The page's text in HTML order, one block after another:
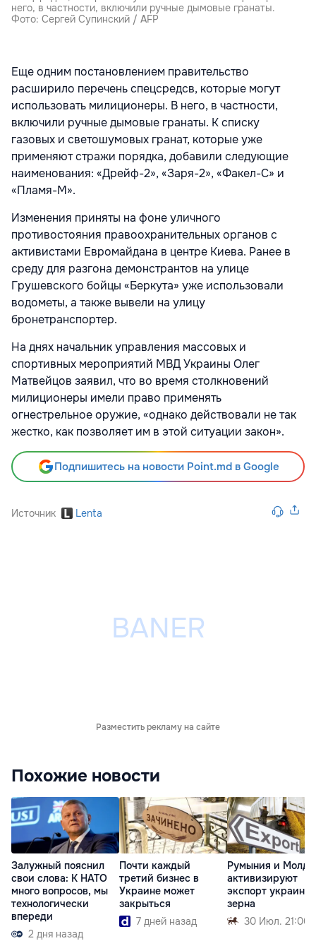
него, в частности, включили ручные дымовые гранаты.
Фото: Сергей Супинский / AFP
Еще одним постановлением правительство
расширило перечень спецсредсв, которые могут
использовать милиционеры. В него, в частности,
включили ручные дымовые гранаты. К списку
газовых и светошумовых гранат, которые уже
применяют стражи порядка, добавили следующие
наименования: «Дрейф-2», «Заря-2», «Факел-С» и
«Пламя-М».
Изменения приняты на фоне уличного
противостояния правоохранительных органов с
активистами Евромайдана в центре Киева. Ранее в
среду для разгона демонстрантов на улице
Грушевского бойцы «Беркута» уже использовали
водометы, а также вывели на улицу
бронетранспортер.
На днях начальник управления массовых и
спортивных мероприятий МВД Украины Олег
Матвейцов заявил, что во время столкновений
милиционеры имели право применять
огнестрельное оружие, «однако действовали не так
жестко, как позволяет им в этой ситуации закон».
Подпишитесь на новости Point.md в Google
Источник Lenta
Разместить рекламу на сайте
Похожие новости
Залужный пояснил
свои слова: К НАТО
много вопросов, мы
технологически
впереди
2 дня назад
Почти каждый
третий бизнес в
Украине может
закрыться
7 дней назад
Румыния и
активизируют
экспорт
зерна
30 Июл. 21:00